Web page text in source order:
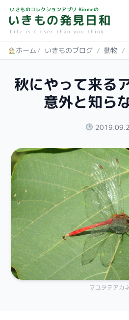
いきものコレクションアプリ Biomeの
いきもの発見日和
Life is closer than you think.
ホーム / いきものブログ / 動物 /
秋にやって来る
意外と知ら
マユタテアカ